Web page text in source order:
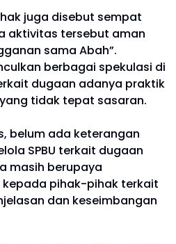
juga disebut sempat
aktivitas tersebut aman
sama Abah”.
berbagai spekulasi di
dugaan adanya praktik
tidak tepat sasaran.
belum ada keterangan
SPBU terkait dugaan
masih berupaya
pihak-pihak terkait
dan keseimbangan